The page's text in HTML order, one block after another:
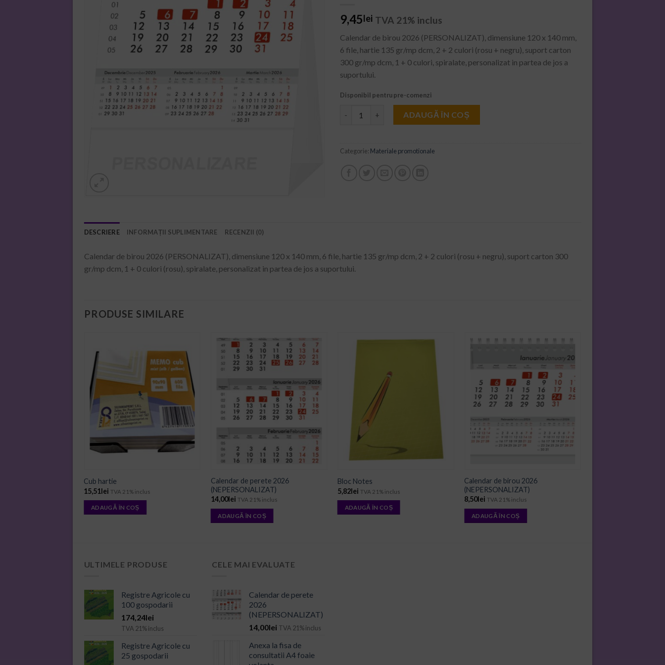
WISHLIST
9,45lei TVA 21% inclus
Calendar de birou 2026 (PERSONALIZAT), dimensiune 120 x 140 mm,
6 file, hartie 135 gr/mp dcm, 2 + 2 culori (rosu + negru), suport carton
300 gr/mp dcm, 1 + 0 culori, spiralate, personalizat in partea de jos a
suportului.
Disponibil pentru pre-comenzi
Cantitate Calendar de birou 2026 (PERSONALIZAT)
ADAUGĂ ÎN COȘ
Categorie: Materiale promotionale
DESCRIERE INFORMAȚII SUPLIMENTARE RECENZII (0)
Calendar de birou 2026 (PERSONALIZAT), dimensiune 120 x 140 mm, 6 file, hartie 135 gr/mp dcm, 2 + 2 culori (rosu + negru), suport carton 300
gr/mp dcm, 1 + 0 culori (rosu), spiralate, personalizat in partea de jos a suportului.
PRODUSE SIMILARE
ADD TO
WISHLIST
Cub hartie
15,51lei TVA 21% inclus
ADAUGĂ ÎN COȘ
WISHLIST
Calendar de perete 2026
(NEPERSONALIZAT)
14,00lei TVA 21% inclus
ADAUGĂ ÎN COȘ
Bloc Notes
5,82lei TVA 21% inclus
ADAUGĂ ÎN COȘ
ADD TO
WISHLIST
Calendar de birou 2026
(NEPERSONALIZAT)
8,50lei TVA 21% inclus
ADAUGĂ ÎN COȘ
ULTIMELE PRODUSE
Registre Agricole cu
100 gospodarii
174,24lei
TVA 21% inclus
Registre Agricole cu
25 gospodarii
CELE MAI EVALUATE
Calendar de perete
2026
(NEPERSONALIZAT)
14,00lei TVA 21% inclus
Anexa la fisa de
consultatii A4 foaie